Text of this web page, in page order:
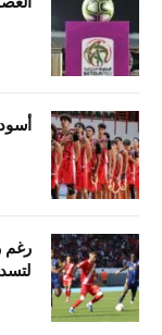
رغم